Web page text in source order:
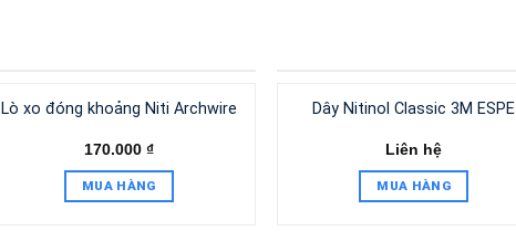
Lò xo đóng khoảng Niti Archwire
170.000 ₫
MUA HÀNG
Dây Nitinol Classic 3M ESPE
Liên hệ
MUA HÀNG